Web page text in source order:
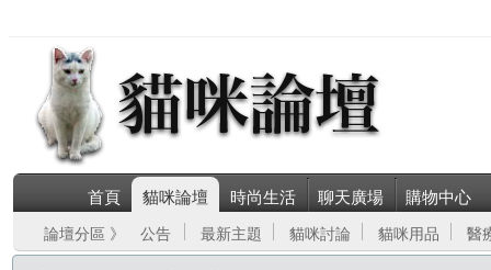
首頁 貓咪論壇 時尚生活 聊天廣場 購物中心
論壇分區 》 公告 最新主題 貓咪討論 貓咪用品 醫